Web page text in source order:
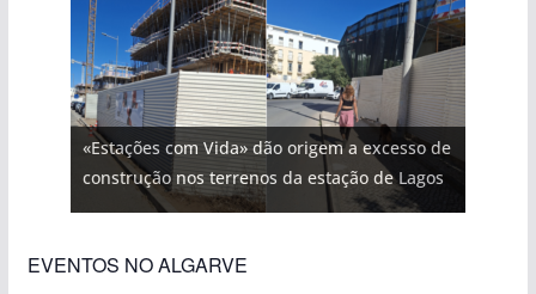
«Estações com Vida» dão origem a excesso de
construção nos terrenos da estação de Lagos
EVENTOS NO ALGARVE